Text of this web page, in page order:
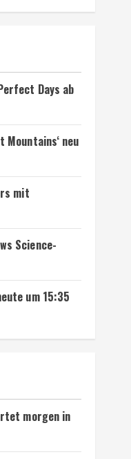
Days ab
Mountains‘ neu
mit
Science-
um 15:35
morgen in